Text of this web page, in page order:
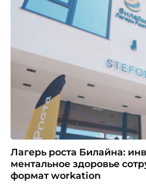
Лагерь роста Билайна:
ментальное здоровье
формат workation